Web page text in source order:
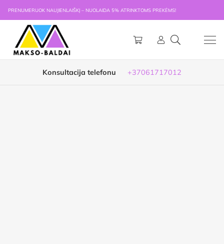
PRENUMERUOK NAUJIENLAIŠKĮ – NUOLAIDA 5% ATRINKTOMS PREKĖMS!
Konsultacija telefonu +37061717012